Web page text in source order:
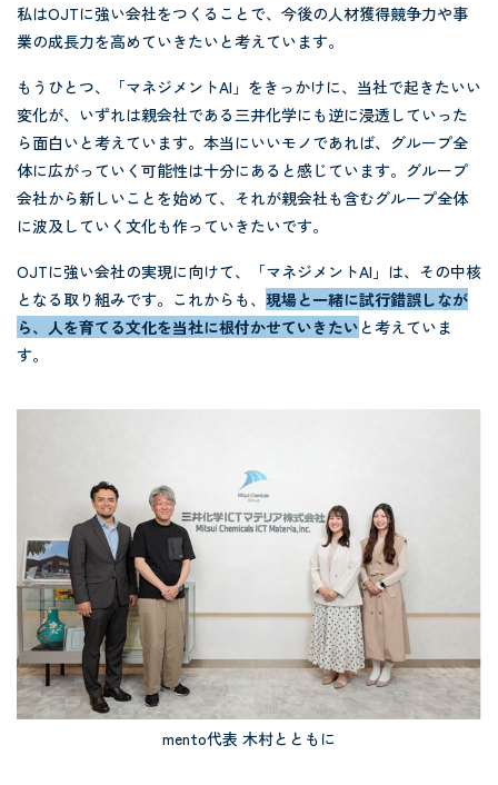
私はOJTに強い会社をつくることで、今後の人材獲得競争力や事
業の成長力を高めていきたいと考えています。
もうひとつ、「マネジメントAI」をきっかけに、当社で起きたいい
変化が、いずれは親会社である三井化学にも逆に浸透していった
ら面白いと考えています。本当にいいモノであれば、グループ全
体に広がっていく可能性は十分にあると感じています。グループ
会社から新しいことを始めて、それが親会社も含むグループ全体
に波及していく文化も作っていきたいです。
OJTに強い会社の実現に向けて、「マネジメントAI」は、その中核
となる取り組みです。これからも、 現場と一緒に試行錯誤しなが
ら、人を育てる文化を当社に根付かせていきたい と考えていま
す。
mento代表 木村とともに